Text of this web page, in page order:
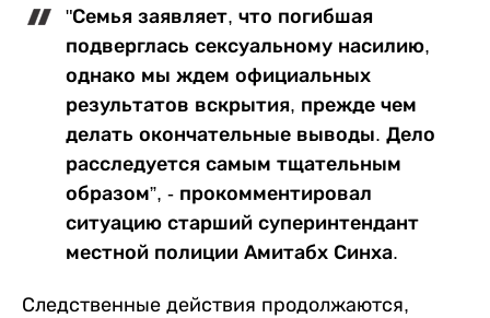
"Семья заявляет, что погибшая
подверглась сексуальному насилию,
однако мы ждем официальных
результатов вскрытия, прежде чем
делать окончательные выводы. Дело
расследуется самым тщательным
образом”, - прокомментировал
ситуацию старший суперинтендант
местной полиции Амитабх Синха.
Следственные действия продолжаются,